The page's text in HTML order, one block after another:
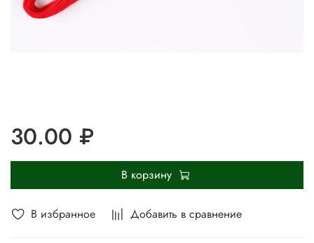
В избранное Добавить в сравнение
30.00 ₽
В корзину